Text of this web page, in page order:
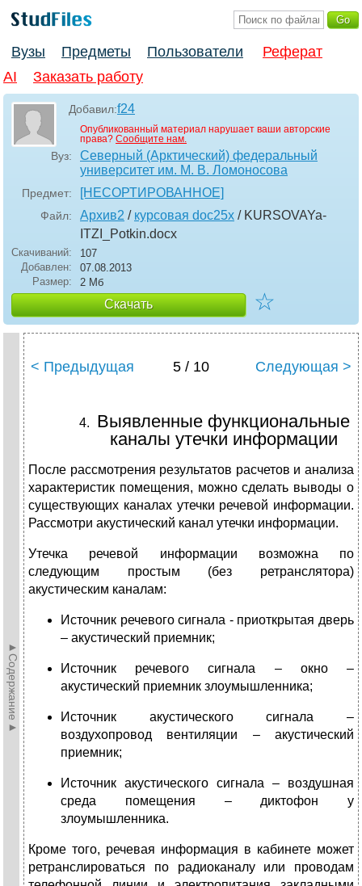
Вузы Предметы Пользователи
Реферат
AI
Заказать работу
Добавил:f24
Опубликованный материал нарушает ваши авторские
права? Сообщите нам.
Вуз:
Северный (Арктический) федеральный
университет им. М. В. Ломоносова
Предмет: [НЕСОРТИРОВАННОЕ]
Файл: Архив2 / курсовая doc25x / KURSOVAYa-
ITZI_Potkin.docx
Скачиваний:
107
Добавлен:
07.08.2013
Размер:
2 Мб
Скачать ☆
►Содержание►
< Предыдущая 5 / 10 Следующая >
Выявленные функциональные
каналы утечки информации
После рассмотрения результатов расчетов и анализа
характеристик помещения, можно сделать выводы о
существующих каналах утечки речевой информации.
Рассмотри акустический канал утечки информации.
Утечка речевой информации возможна по
следующим простым (без ретранслятора)
акустическим каналам:
Источник речевого сигнала - приоткрытая дверь
– акустический приемник;
Источник речевого сигнала – окно –
акустический приемник злоумышленника;
Источник акустического сигнала –
воздухопровод вентиляции – акустический
приемник;
Источник акустического сигнала – воздушная
среда помещения – диктофон у
злоумышленника.
Кроме того, речевая информация в кабинете может
ретранслироваться по радиоканалу или проводам